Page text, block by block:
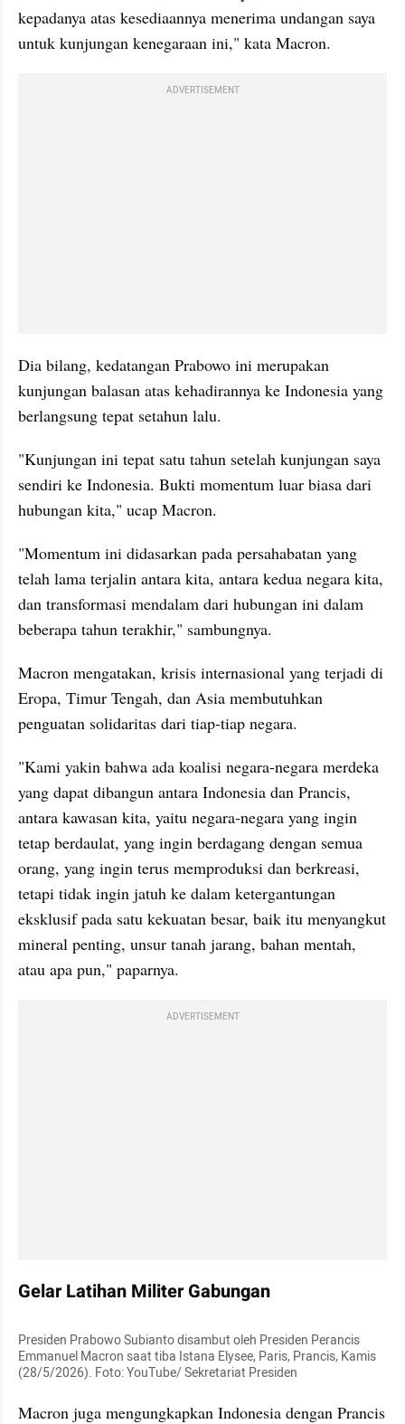
kepadanya atas kesediaannya menerima undangan saya
untuk kunjungan kenegaraan ini," kata Macron.
ADVERTISEMENT
Dia bilang, kedatangan Prabowo ini merupakan
kunjungan balasan atas kehadirannya ke Indonesia yang
berlangsung tepat setahun lalu.
"Kunjungan ini tepat satu tahun setelah kunjungan saya
sendiri ke Indonesia. Bukti momentum luar biasa dari
hubungan kita," ucap Macron.
"Momentum ini didasarkan pada persahabatan yang
telah lama terjalin antara kita, antara kedua negara kita,
dan transformasi mendalam dari hubungan ini dalam
beberapa tahun terakhir," sambungnya.
Macron mengatakan, krisis internasional yang terjadi di
Eropa, Timur Tengah, dan Asia membutuhkan
penguatan solidaritas dari tiap-tiap negara.
"Kami yakin bahwa ada koalisi negara-negara merdeka
yang dapat dibangun antara Indonesia dan Prancis,
antara kawasan kita, yaitu negara-negara yang ingin
tetap berdaulat, yang ingin berdagang dengan semua
orang, yang ingin terus memproduksi dan berkreasi,
tetapi tidak ingin jatuh ke dalam ketergantungan
eksklusif pada satu kekuatan besar, baik itu menyangkut
mineral penting, unsur tanah jarang, bahan mentah,
atau apa pun," paparnya.
ADVERTISEMENT
Gelar Latihan Militer Gabungan
Presiden Prabowo Subianto disambut oleh Presiden Perancis
Emmanuel Macron saat tiba Istana Elysee, Paris, Prancis, Kamis
(28/5/2026). Foto: YouTube/ Sekretariat Presiden
Macron juga mengungkapkan Indonesia dengan Prancis